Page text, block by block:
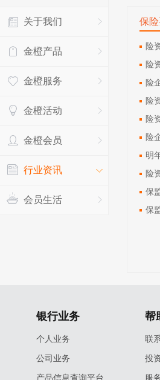
版信用卡更名为平安银行数字信用卡的公告
住房贷款利率的公告
关于我们
金橙产品
金橙服务
金橙活动
金橙会员
行业资讯
会员生活
保
险
险
险
险
险
险
明
险
保
保
银行业务
个人业务
公司业务
产品信息查询平台
帮
联
投
服